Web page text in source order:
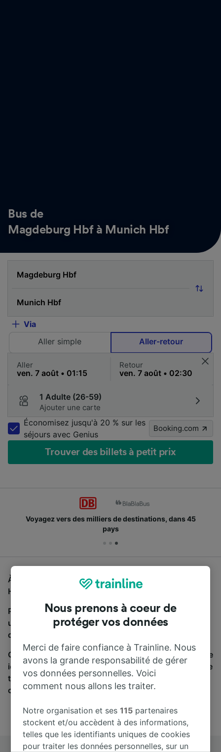
Bus de
Magdeburg Hbf à Munich Hbf
Via
Aller simple
Aller-retour
Aller Retour
1 Adulte (26-59)
Ajouter une carte
Économisez jusqu'à 20 % sur les
séjours avec Genius
Booking.com
Trouver des billets à petit prix
Voyagez vers des milliers de destinations, dans 45
pays
À la recherche d'un bus de Magdeburg Hbf à Munich
Hbf, vous êtes au bon endroit.
Pour trouver des billets de bus, lancez simplement
une recherche ci-dessus. Nous comparons les temps
de trajets et les prix des voyages, en train et en bus.
Qu’importe votre destination, votre voyage commence
ici. Nous collaborons avec plus de 170 compagnies de
train et de bus. Consultez et achetez vos billets sur
cette page.
Nous prenons à coeur de
protéger vos données
Merci de faire confiance à Trainline. Nous
avons la grande responsabilité de gérer
vos données personnelles. Voici
comment nous allons les traiter.
Notre organisation et ses115 partenaires
stockent et/ou accèdent à des informations,
telles que les identifiants uniques de cookies
pour traiter les données personnelles, sur un